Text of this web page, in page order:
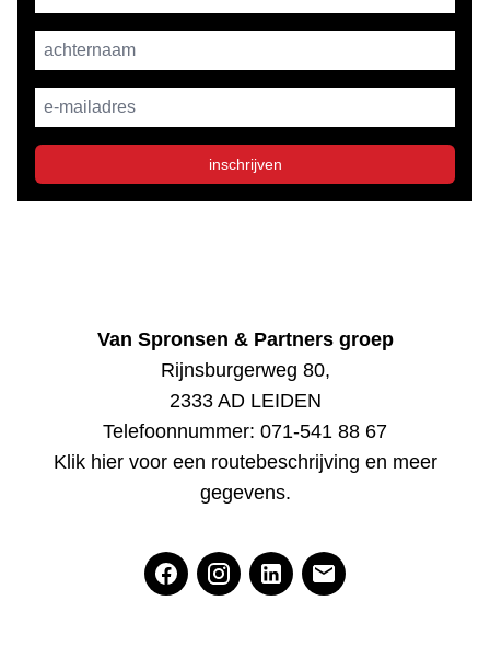
achternaam
E-mailadres
inschrijven
Van Spronsen & Partners groep
Rijnsburgerweg 80,
2333 AD LEIDEN
Telefoonnummer: 071-541 88 67
Klik hier voor een routebeschrijving en meer
gegevens.